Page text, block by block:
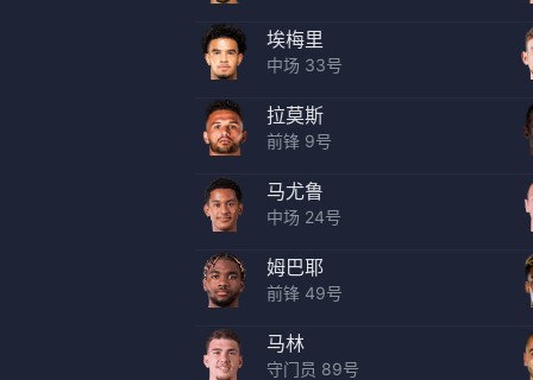
埃梅里
中场 33号
拉莫斯
前锋 9号
马尤鲁
中场 24号
姆巴耶
前锋 49号
马林
守门员 89号